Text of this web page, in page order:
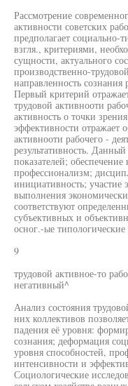
Рассмотрение
активности советских
предполагает социально-
взгля., критериями,
сущности, актуального
производственно-
направленность сознания
Первый критерий
трудовой активнооти
активность о точки
эффективности отражает
активнооти рабочего -
результативность.
показателей;
профессионализм;
инициативность; участие
выполнения
соответствуют
субъективных и
осног.-ые
9
трудовой активное-то
негативный^
Анализ состояния
них коллективов
падения её уровня:
сознания; деформация
уровня способностей,
интенсивности и
Социологические